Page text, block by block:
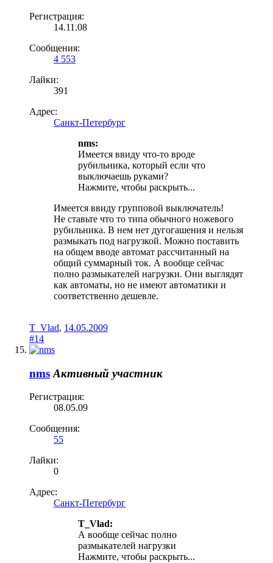
Регистрация:
14.11.08
Сообщения:
4 553
Лайки:
391
Адрес:
Санкт-Петербург
nms:
Имеется ввиду что-то вроде
рубильника, который если что
выключаешь руками?
Нажмите, чтобы раскрыть...
Имеется ввиду групповой выключатель!
Не ставьте что то типа обычного ножевого
рубильника. В нем нет дугогашения и нельзя
размыкать под нагрузкой. Можно поставить
на общем вводе автомат рассчитанный на
общий суммарный ток. А вообще сейчас
полно размыкателей нагрузки. Они выглядят
как автоматы, но не имеют автоматики и
соответственно дешевле.
T_Vlad, 14.05.2009
#14
nms Активный участник
Регистрация:
08.05.09
Сообщения:
55
Лайки:
0
Адрес:
Санкт-Петербург
T_Vlad:
А вообще сейчас полно
размыкателей нагрузки
Нажмите, чтобы раскрыть...